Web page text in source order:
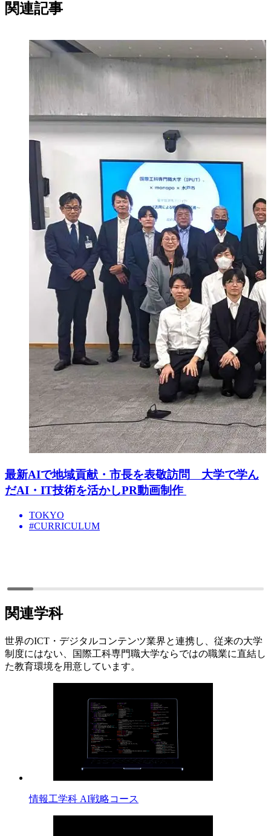
関連記事
最新AIで地域貢献・市長を表敬訪問 大学で学ん
だAI・IT技術を活かしPR動画制作
TOKYO
#CURRICULUM
関連学科
世界のICT・デジタルコンテンツ業界と連携し、従来の大学
制度にはない、国際工科専門職大学ならではの職業に直結し
た教育環境を用意しています。
情報工学科 AI戦略コース